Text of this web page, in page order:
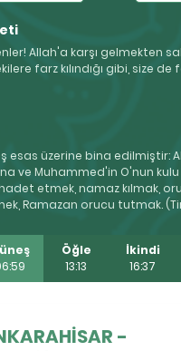
Allah'a karşı gelmekten
farz kılındığı gibi, size de
esas üzerine bina edilmiştir:
ve Muhammed'in O'nun
etmek, namaz kılmak,
Ramazan orucu tutmak.
Öğle
13:13
İkindi
16:37
-